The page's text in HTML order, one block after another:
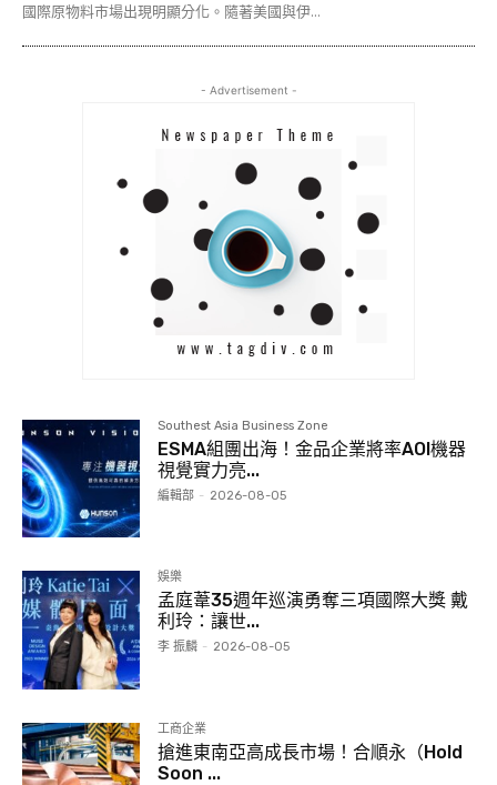
國際原物料市場出現明顯分化。隨著美國與伊...
- Advertisement -
Southest Asia Business Zone
ESMA組團出海！金品企業將率AOI機器
視覺實力亮...
編輯部 - 2026-08-05
娛樂
孟庭葦35週年巡演勇奪三項國際大獎 戴
利玲：讓世...
李 振麟 - 2026-08-05
工商企業
搶進東南亞高成長市場！合順永（Hold
Soon ...